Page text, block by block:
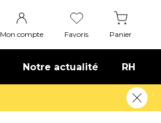
Mon compte Favoris Panier
Notre actualité RH